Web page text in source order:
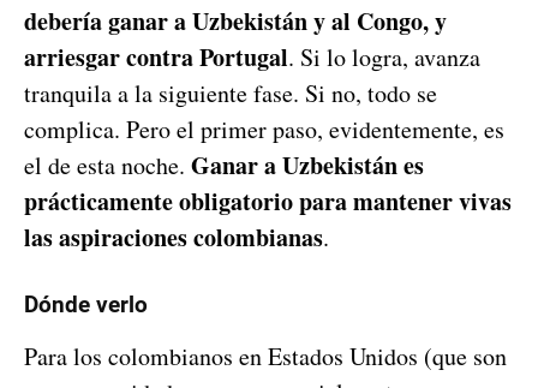
debería ganar a Uzbekistán y al Congo, y
arriesgar contra Portugal. Si lo logra, avanza
tranquila a la siguiente fase. Si no, todo se
complica. Pero el primer paso, evidentemente, es
el de esta noche. Ganar a Uzbekistán es
prácticamente obligatorio para mantener vivas
las aspiraciones colombianas.
Dónde verlo
Para los colombianos en Estados Unidos (que son